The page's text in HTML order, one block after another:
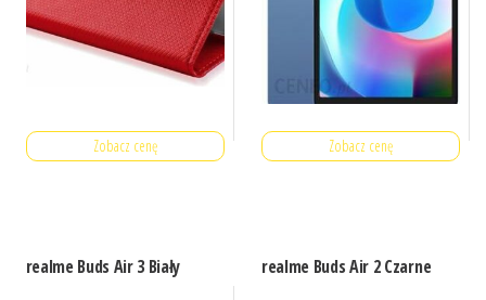
Zobacz cenę Zobacz cenę
realme Buds Air 3 Biały realme Buds Air 2 Czarne